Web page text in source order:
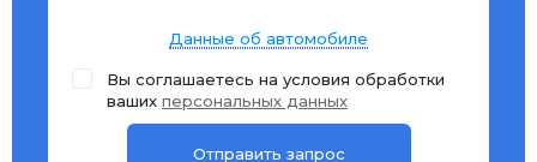
Данные об автомобиле
Вы соглашаетесь на условия обработки
ваших персональных данных